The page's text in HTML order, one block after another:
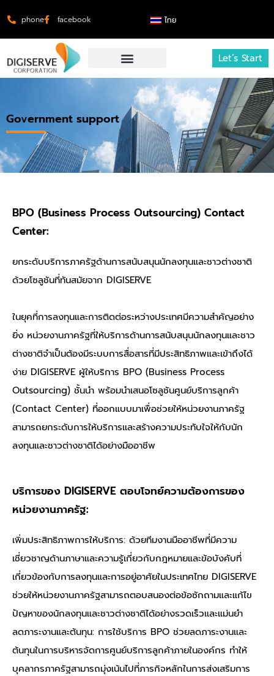
phone facebook ไทย
Let’s Start
Government support
BPO (Business Process Outsourcing) Contact
Center:
ยกระดับบริการภาครัฐด้านการสนับสนุนนักลงทุนและชาวต่างชาติ
ด้วยโซลูชันที่ทันสมัยจาก DIGISERVE
ในยุคที่การลงทุนและการติดต่อระหว่างประเทศมีความสำคัญอย่าง
ยิ่ง หน่วยงานภาครัฐที่ให้บริการด้านการสนับสนุนนักลงทุนและชาว
ต่างชาติจำเป็นต้องมีระบบการสื่อสารที่มีประสิทธิภาพและเข้าถึงได้
ง่าย DIGISERVE ผู้ให้บริการ BPO (Business Process
Outsourcing) ชั้นนำ พร้อมนำเสนอโซลูชันศูนย์บริการลูกค้า
(Contact Center) ที่ออกแบบมาเพื่อช่วยให้หน่วยงานภาครัฐ
สามารถยกระดับการให้บริการและสร้างความประทับใจให้กับนัก
ลงทุนและชาวต่างชาติได้อย่างมืออาชีพ
บริการของ DIGISERVE ตอบโจทย์ความต้องการของ
หน่วยงานภาครัฐ:
เพิ่มประสิทธิภาพการให้บริการ: ด้วยทีมงานมืออาชีพที่มีความ
เชี่ยวชาญด้านภาษาและความรู้เกี่ยวกับกฎหมายและข้อบังคับที่
เกี่ยวข้องกับการลงทุนและการอยู่อาศัยในประเทศไทย DIGISERVE
ช่วยให้หน่วยงานภาครัฐสามารถตอบสนองต่อข้อซักถามและแก้ไข
ปัญหาของนักลงทุนและชาวต่างชาติได้อย่างรวดเร็วและแม่นยำ
ลดภาระงานและต้นทุน: การใช้บริการ BPO ช่วยลดภาระงานและ
ต้นทุนในการบริหารจัดการศูนย์บริการลูกค้าภายในองค์กร ทำให้
บุคลากรภาครัฐสามารถมุ่งเน้นไปที่ภารกิจหลักในการส่งเสริมการ